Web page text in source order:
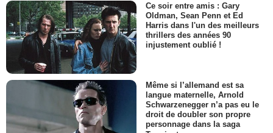
Ce soir entre amis : Gary
Oldman, Sean Penn et Ed
Harris dans l'un des meilleurs
thrillers des années 90
injustement oublié !
Même si l’allemand est sa
langue maternelle, Arnold
Schwarzenegger n’a pas eu le
droit de doubler son propre
personnage dans la saga